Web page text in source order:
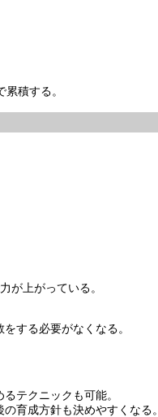
積する。
が上がっている。
する必要がなくなる。
テクニックも可能。
育成方針も決めやすくなる。